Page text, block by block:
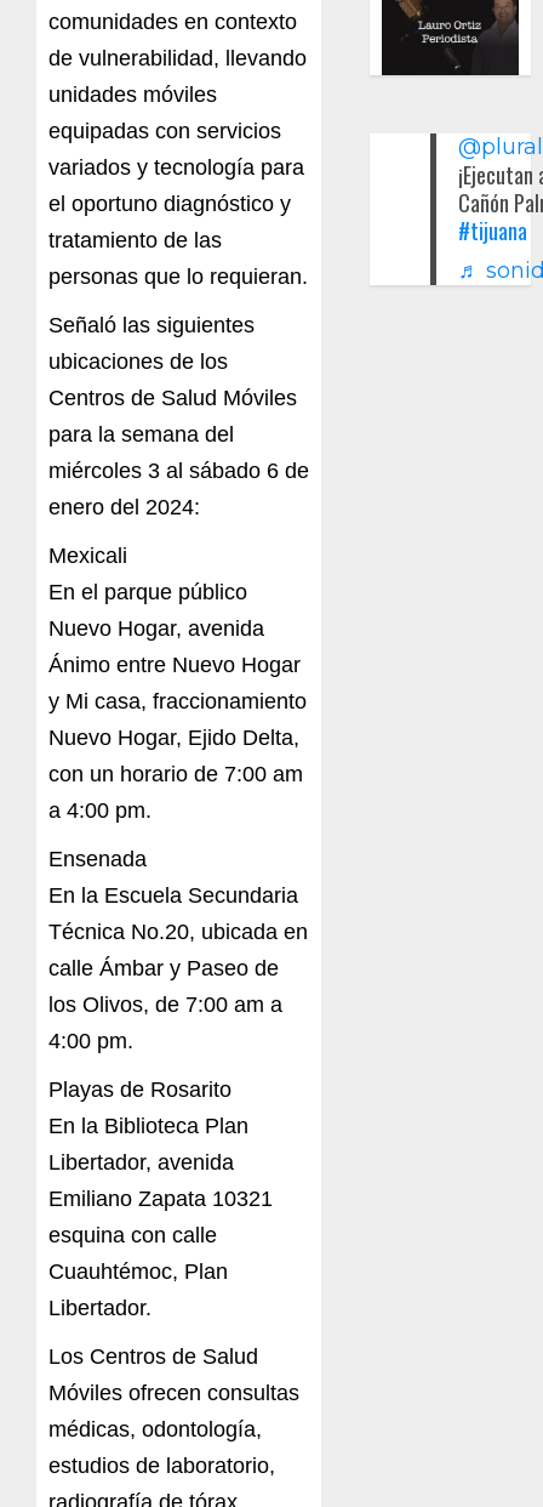
comunidades en contexto
de vulnerabilidad, llevando
unidades móviles
equipadas con servicios
variados y tecnología para
el oportuno diagnóstico y
tratamiento de las
personas que lo requieran.
Señaló las siguientes
ubicaciones de los
Centros de Salud Móviles
para la semana del
miércoles 3 al sábado 6 de
enero del 2024:
Mexicali
En el parque público
Nuevo Hogar, avenida
Ánimo entre Nuevo Hogar
y Mi casa, fraccionamiento
Nuevo Hogar, Ejido Delta,
con un horario de 7:00 am
a 4:00 pm.
Ensenada
En la Escuela Secundaria
Técnica No.20, ubicada en
calle Ámbar y Paseo de
los Olivos, de 7:00 am a
4:00 pm.
Playas de Rosarito
En la Biblioteca Plan
Libertador, avenida
Emiliano Zapata 10321
esquina con calle
Cuauhtémoc, Plan
Libertador.
Los Centros de Salud
Móviles ofrecen consultas
médicas, odontología,
estudios de laboratorio,
Cañón
#tijuana
♬